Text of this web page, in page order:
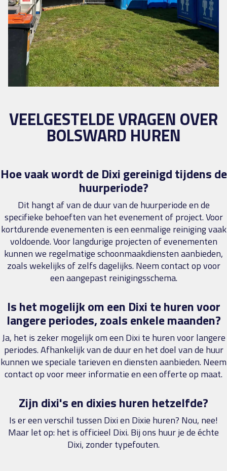
VEELGESTELDE VRAGEN OVER
BOLSWARD HUREN
Hoe vaak wordt de Dixi gereinigd tijdens de
huurperiode?
Dit hangt af van de duur van de huurperiode en de
specifieke behoeften van het evenement of project. Voor
kortdurende evenementen is een eenmalige reiniging vaak
voldoende. Voor langdurige projecten of evenementen
kunnen we regelmatige schoonmaakdiensten aanbieden,
zoals wekelijks of zelfs dagelijks. Neem contact op voor
een aangepast reinigingsschema.
Is het mogelijk om een Dixi te huren voor
langere periodes, zoals enkele maanden?
Ja, het is zeker mogelijk om een Dixi te huren voor langere
periodes. Afhankelijk van de duur en het doel van de huur
kunnen we speciale tarieven en diensten aanbieden. Neem
contact op voor meer informatie en een offerte op maat.
Zijn dixi's en dixies huren hetzelfde?
Is er een verschil tussen Dixi en Dixie huren? Nou, nee!
Maar let op: het is officieel Dixi. Bij ons huur je de échte
Dixi, zonder typefouten.